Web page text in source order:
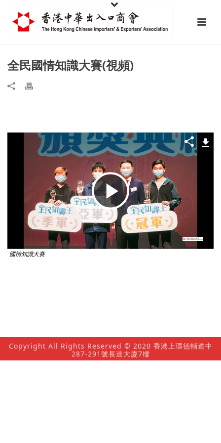
全民國情知識大賽(視頻)
播
放
國情知識大賽
Copyright All Rights Reserved © 2020 香港上環德輔道中
287-291號長達大廈7樓